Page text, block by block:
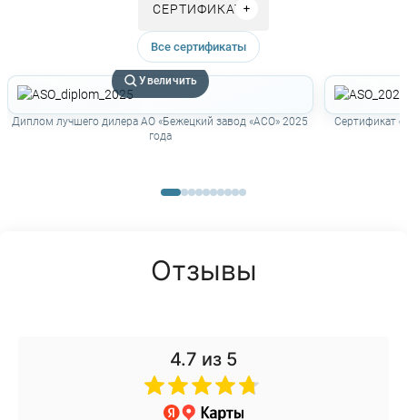
СЕРТИФИКАТЫ
Все сертификаты
Увеличить
Диплом лучшего дилера АО «Бежецкий завод «АСО» 2025
года
Сертификат
Отзывы
4.7 из 5